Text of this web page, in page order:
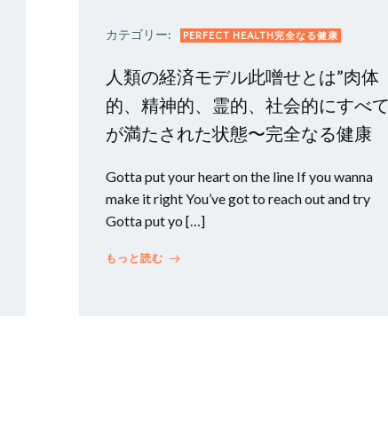
カテゴリー: PERFECT HEALTH完全なる健康
人類の経済モデル此噌せとは”肉体
的、精神的、霊的、社会的にすべて
が満たされた状態〜完全なる健康
Gotta put your heart on the line If you wanna
make it right You’ve got to reach out and try
Gotta put yo […]
もっと読む